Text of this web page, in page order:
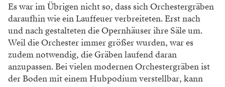
Es war im Übrigen nicht so, dass sich Orchestergräben
daraufhin wie ein Lauffeuer verbreiteten. Erst nach
und nach gestalteten die Opernhäuser ihre Säle um.
Weil die Orchester immer größer wurden, war es
zudem notwendig, die Gräben laufend daran
anzupassen. Bei vielen modernen Orchestergräben ist
der Boden mit einem Hubpodium verstellbar, kann